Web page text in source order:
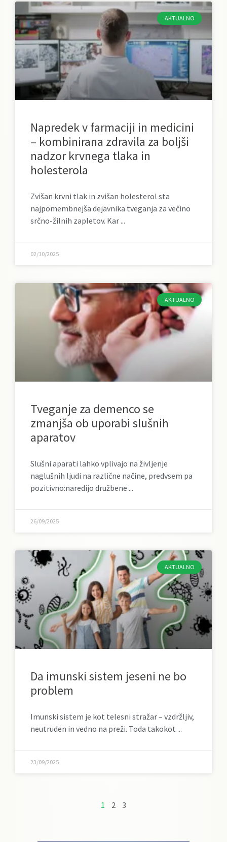
AKTUALNO
Napredek v farmaciji in medicini
– kombinirana zdravila za boljši
nadzor krvnega tlaka in
holesterola
Zvišan krvni tlak in zvišan holesterol sta
najpomembnejša dejavnika tveganja za večino
srčno-žilnih zapletov. Kar
02/10/2025
AKTUALNO
Tveganje za demenco se
zmanjša ob uporabi slušnih
aparatov
Slušni aparati lahko vplivajo na življenje
naglušnih ljudi na različne načine, predvsem pa
pozitivno:naredijo družbene
26/09/2025
AKTUALNO
Da imunski sistem jeseni ne bo
problem
Imunski sistem je kot telesni stražar – vzdržljiv,
neutruden in vedno na preži. Toda takokot
23/09/2025
1 2 3